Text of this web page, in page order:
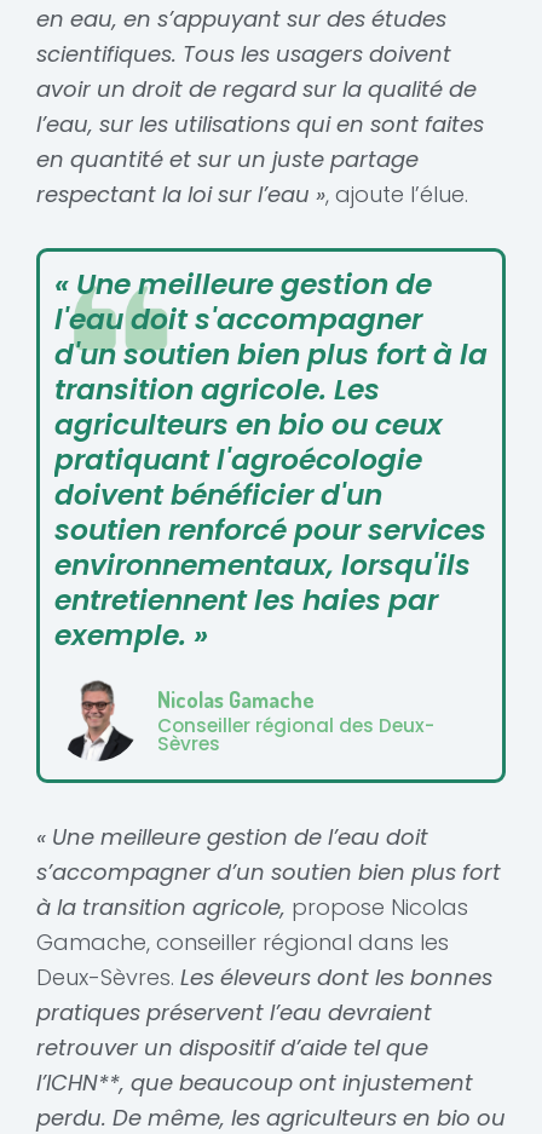
en eau, en s’appuyant sur des études
scientifiques. Tous les usagers doivent
avoir un droit de regard sur la qualité de
l’eau, sur les utilisations qui en sont faites
en quantité et sur un juste partage
respectant la loi sur l’eau », ajoute l’élue.
« Une meilleure gestion de
l'eau doit s'accompagner
d'un soutien bien plus fort à la
transition agricole. Les
agriculteurs en bio ou ceux
pratiquant l'agroécologie
doivent bénéficier d'un
soutien renforcé pour services
environnementaux, lorsqu'ils
entretiennent les haies par
exemple. »
Nicolas Gamache
Conseiller régional des Deux-
Sèvres
« Une meilleure gestion de l’eau doit
s’accompagner d’un soutien bien plus fort
à la transition agricole, propose Nicolas
Gamache, conseiller régional dans les
Deux-Sèvres. Les éleveurs dont les bonnes
pratiques préservent l’eau devraient
retrouver un dispositif d’aide tel que
l’ICHN**, que beaucoup ont injustement
perdu. De même, les agriculteurs en bio ou